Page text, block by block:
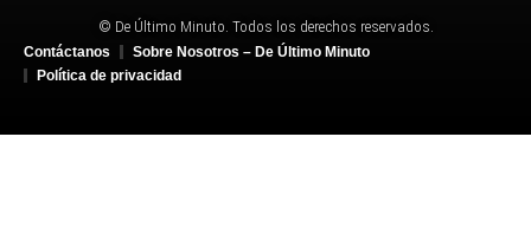
© De Último Minuto. Todos los derechos reservados.
Contáctanos
Sobre Nosotros – De Último Minuto
Política de privacidad